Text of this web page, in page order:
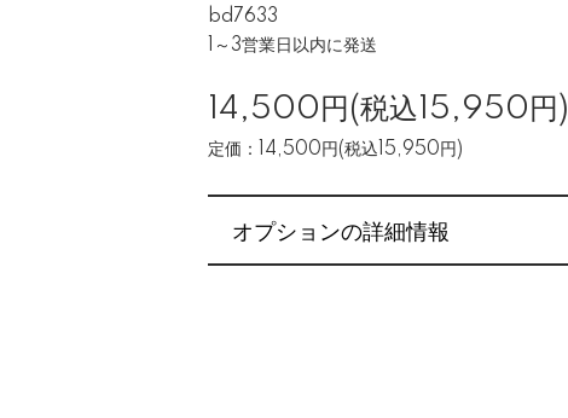
bd7633
1～3営業日以内に発送
14,500円(税込15,950円)
定価：14,500円(税込15,950円)
オプションの詳細情報